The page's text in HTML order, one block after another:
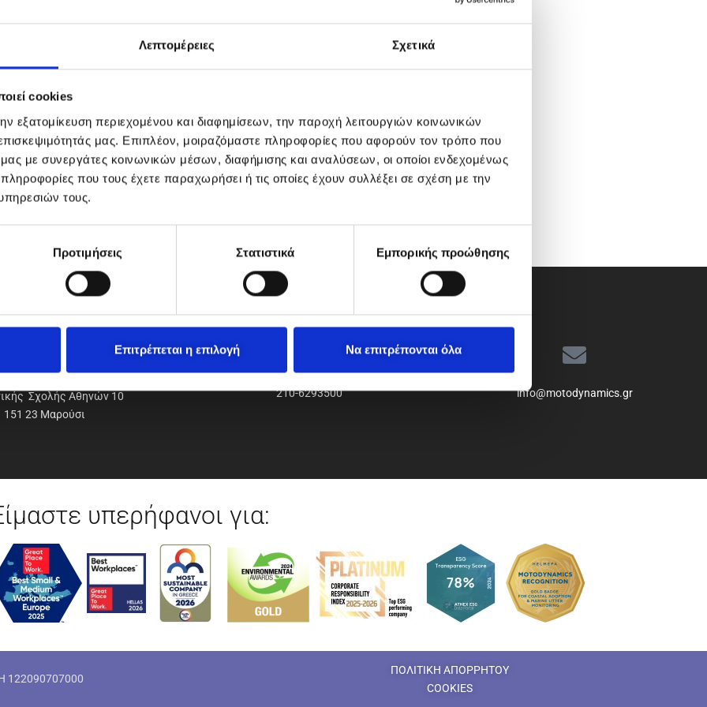
Λεπτομέρειες Σχετικά
cookies
εξατομίκευση περιεχομένου και διαφημίσεων, την παροχή λειτουργιών κοινωνικών
μας. Επιπλέον, μοιραζόμαστε πληροφορίες που αφορούν τον τρόπο που
μας με συνεργάτες κοινωνικών μέσων, διαφήμισης και αναλύσεων, οι οποίοι ενδεχομένως
που τους έχετε παραχωρήσει ή τις οποίες έχουν συλλέξει σε σχέση με την
τους.
Προτιμήσεις Στατιστικά Εμπορικής προώθησης
Επιτρέπεται η επιλογή Να επιτρέπονται όλα
Α.Ε.Ε.
Σχολής Αθηνών 10
151 23 Μαρούσι
210-6293500 info@motodynamics.gr
υπερήφανοι για:
122090707000
ΠΟΛΙΤΙΚΗ ΑΠΟΡΡΗΤΟΥ
COOKIES